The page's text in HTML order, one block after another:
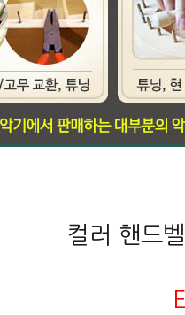
컬러 핸드